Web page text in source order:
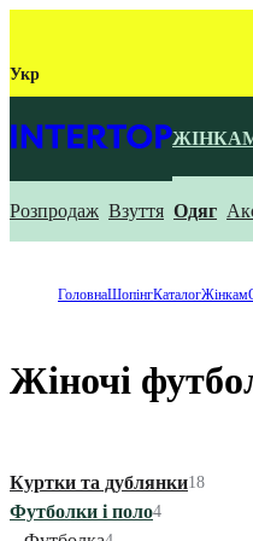
Укр
Розпродаж Взуття Одяг
ГоловнаШопінгКаталогЖінкам
Жіночі
Куртки та дублянки18
Футболки і поло4